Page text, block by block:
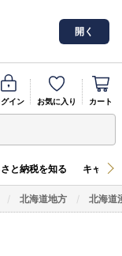
開く
グイン お気に入り カート
と納税を知る キャン
北海道地方 北海道